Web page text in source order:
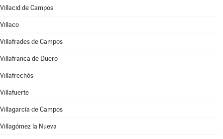
Villacid de Campos
Villaco
Villafrades de Campos
Villafranca de Duero
Villafrechós
Villafuerte
Villagarcía de Campos
Villagómez la Nueva